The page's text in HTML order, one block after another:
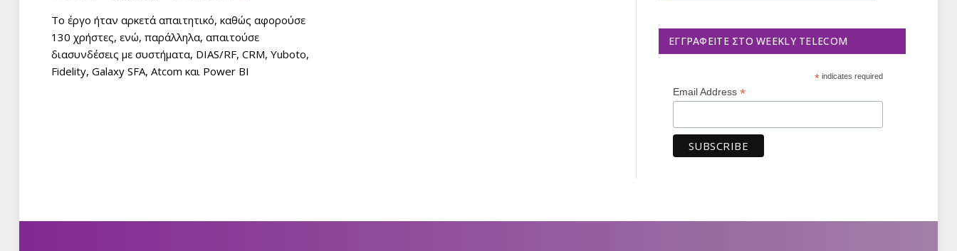
Το έργο ήταν αρκετά απαιτητικό, καθώς αφορούσε
130 χρήστες, ενώ, παράλληλα, απαιτούσε
διασυνδέσεις με συστήματα, DIAS/RF, CRM, Yuboto,
Fidelity, Galaxy SFA, Atcom και Power BI
ΕΓΓΡΑΦΕΊΤΕ ΣΤΟ WEEKLY TELECOM
*indicates required
Email Address *